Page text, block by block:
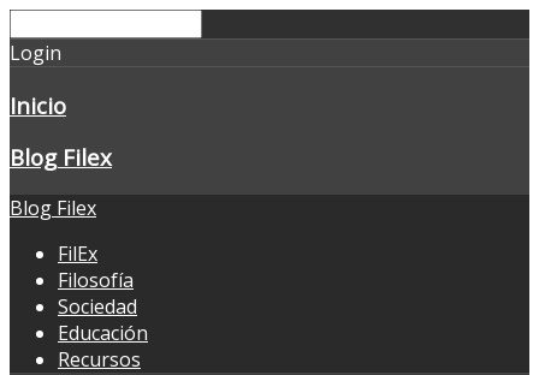
Login
Inicio
Blog Filex
Blog Filex
FilEx
Filosofía
Sociedad
Educación
Recursos